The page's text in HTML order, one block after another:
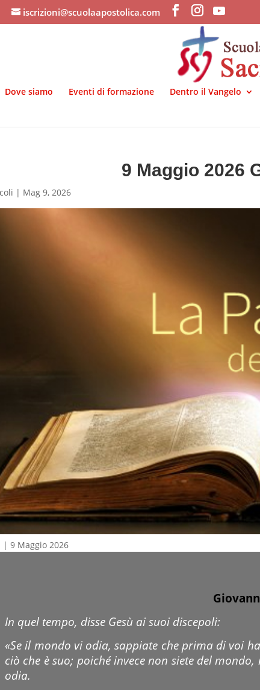
iscrizioni@scuolaapostolica.com
Dove siamo Eventi di formazione Dentro il Vangelo
9 Maggio 2026
| Mag 9, 2026
| 9 Maggio 2026
In quel tempo, disse Gesù ai suoi discepoli:
«Se il mondo vi odia, sappiate che prima di voi
ciò che è suo; poiché invece non siete del
odia.